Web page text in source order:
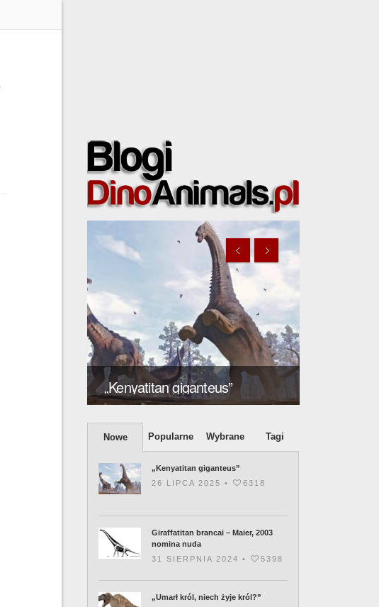
„Kenyatitan giganteus”
Nowe Popularne Wybrane Tagi
„Kenyatitan giganteus”
26 LIPCA 2025 •
6318
Giraffatitan brancai – Maier, 2003
nomina nuda
31 SIERPNIA 2024 •
5398
„Umarł król, niech żyje król?”